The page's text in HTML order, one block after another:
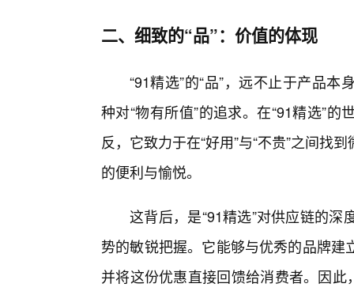
二、细致的“品”：价值的体现
“91精选”的“品”，远不止于产品
种对“物有所值”的追求。在“91精选”
反，它致力于在“好用”与“不贵”之间找
的便利与愉悦。
这背后，是“91精选”对供应链的
势的敏锐把握。它能够与优秀的品牌
并将这份优惠直接回馈给消费者。因此